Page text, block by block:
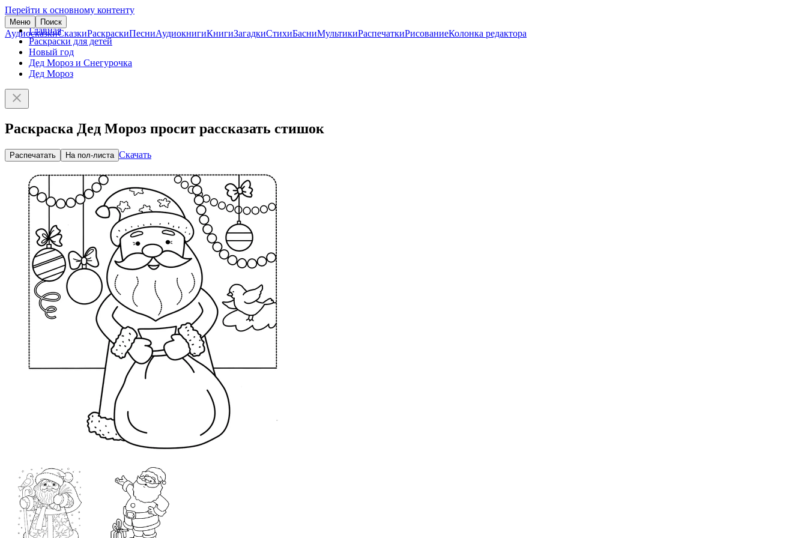
Перейти к основному контенту
Меню Поиск
АудиосказкиСказкиРаскраскиПесниАудиокнигиКнигиЗагадкиСтихиБасниМультикиРаспечаткиРисованиеКолонка редактора
Главная
Раскраски для детей
Новый год
Дед Мороз и Снегурочка
Дед Мороз
Раскраска Дед Мороз просит рассказать стишок
Распечатать На пол-листа Скачать